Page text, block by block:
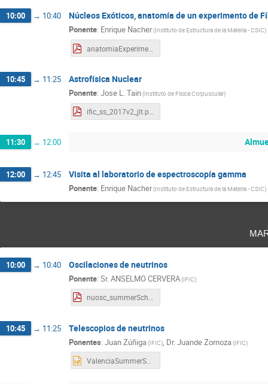
10:00 → 10:40 Núcleos Exóticos, anatomía de un experimento de
Ponente: Enrique Nacher(Instituto de Estructura de la Materia - CSIC)
anatomiaExperimento.pdf
10:45 → 11:25 Astrofísica Nuclear
Ponente: Jose L. Tain(Instituto de Fisica Corpuscular)
11:30 → 12:00
12:00 → 12:45 Visita al laboratorio de espectroscopía gamma
Ponente: Enrique Nacher(Instituto de Estructura de la Materia - CSIC)
10:00 → 10:40 Oscilaciones de neutrinos
Ponente: Sr.ANSELMO CERVERA(IFIC)
nuosc_summerSchool2019.pdf
10:45 → 11:25 Telescopios de neutrinos
Ponentes: Juan Zúñiga (IFIC) Dr. Juande Zornoza (IFIC)
ValenciaSummerSchool_2019_NT_v3.pptx